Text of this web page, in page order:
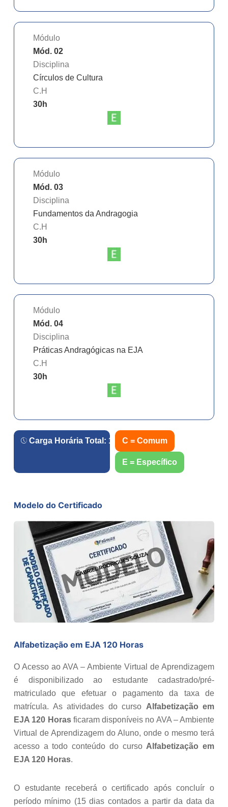
Módulo
Mód. 02
Disciplina
Círculos de Cultura
C.H
30h
Módulo
Mód. 03
Disciplina
Fundamentos da Andragogia
C.H
30h
Módulo
Mód. 04
Disciplina
Práticas Andragógicas na EJA
C.H
30h
Carga Horária Total: 120 h.
C = Comum
E = Específico
Modelo do Certificado
Alfabetização em EJA 120 Horas
O Acesso ao AVA – Ambiente Virtual de Aprendizagem
é disponibilizado ao estudante cadastrado/pré-
matriculado que efetuar o pagamento da taxa de
matrícula. As atividades do curso Alfabetização em
EJA 120 Horasficaram disponíveis no AVA – Ambiente
Virtual de Aprendizagem do Aluno, onde o mesmo terá
acesso a todo conteúdo do curso Alfabetização em
EJA 120 Horas.
O estudante receberá o certificado após concluír o
período mínimo (15 dias contados a partir da data da